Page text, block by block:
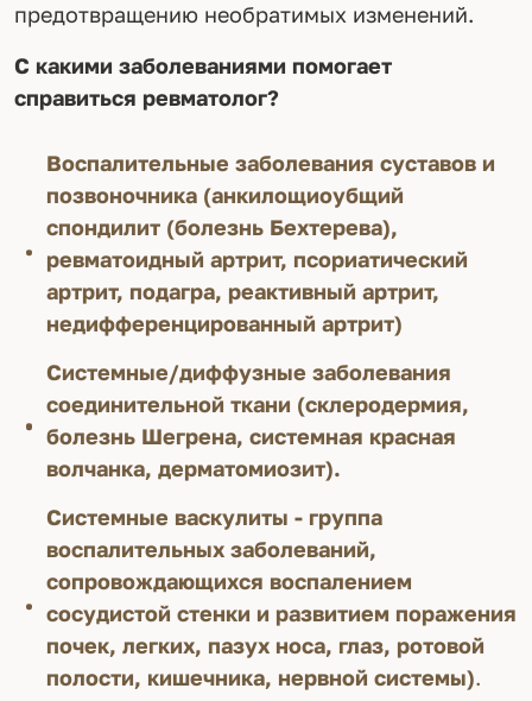
предотвращению необратимых изменений.
С какими заболеваниями помогает
справиться ревматолог?
Воспалительные заболевания суставов и
позвоночника (анкилощиоубщий
спондилит (болезнь Бехтерева),
ревматоидный артрит, псориатический
артрит, подагра, реактивный артрит,
недифференцированный артрит)
Системные/диффузные заболевания
соединительной ткани (склеродермия,
болезнь Шегрена, системная красная
волчанка, дерматомиозит).
Системные васкулиты - группа
воспалительных заболеваний,
сопровождающихся воспалением
сосудистой стенки и развитием поражения
почек, легких, пазух носа, глаз, ротовой
полости, кишечника, нервной системы).